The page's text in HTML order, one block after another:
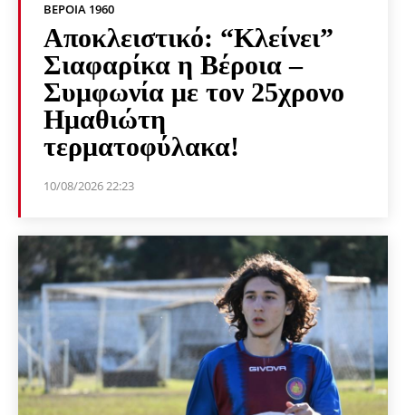
ΒΕΡΟΙΑ 1960
Αποκλειστικό: “Κλείνει”
Σιαφαρίκα η Βέροια –
Συμφωνία με τον 25χρονο
Ημαθιώτη
τερματοφύλακα!
10/08/2026 22:23